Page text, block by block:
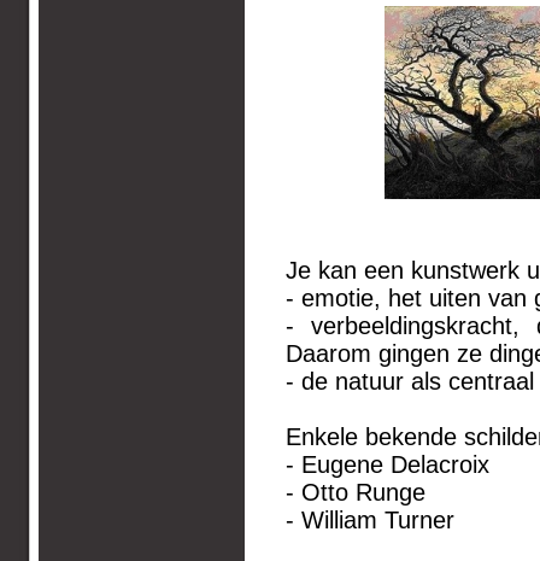
Je kan een kunstwerk
- emotie, het uiten van
-
Daarom gingen ze
- de natuur als
Enkele bekende
- Eugene Delacroix
- Otto Runge
- William Turner